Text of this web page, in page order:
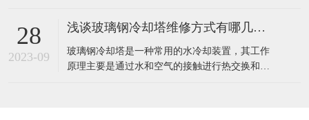
其能够保证水质不受污染，很好的保护了主设备
时，可以停掉喷淋水系统，起到节水效果。​封闭
式冷却塔中的喷淋水系统主要有以下作用：增强
28
2023-09
浅谈玻璃钢冷却塔维修方式有哪几种？
​玻璃钢冷却塔是一种常用的水冷却装置，其工作
原理主要是通过水和空气的接触进行热交换和质